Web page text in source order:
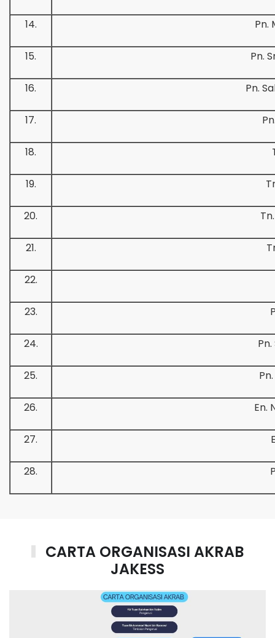
14. Pn.
15. Pn.
16. Pn.
17.
18.
19.
20.
21.
22.
23.
24.
25.
26. En.
27.
28.
CARTA ORGANISASI AKRAB
JAKESS